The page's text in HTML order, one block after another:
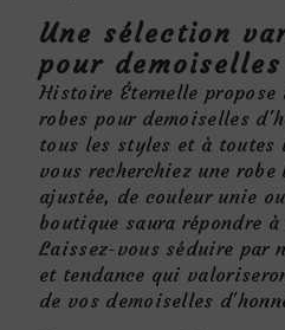
Une sélection
pour
Histoire Éternelle propose
robes pour demoiselles
tous les styles et à toutes
vous recherchiez une
ajustée, de couleur unie
boutique saura répondre
Laissez-vous séduire par
et tendance qui
de vos demoiselles